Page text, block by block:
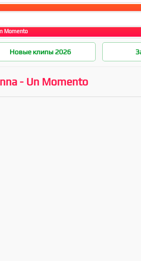
Momento
Новые клипы 2026
- Un Momento